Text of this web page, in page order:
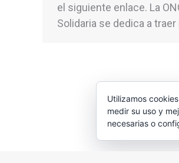
el siguiente enlace. La
Solidaria se dedica a
Utilizamos
medir su uso y
necesarias o